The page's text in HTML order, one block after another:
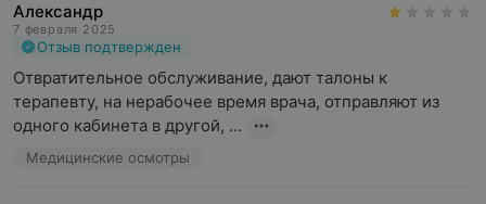
Александр
7 февраля 2025
Отзыв подтвержден
Отвратительное обслуживание, дают талоны к
терапевту, на нерабочее время врача, отправляют из
одного кабинета в другой, ...
Медицинские осмотры